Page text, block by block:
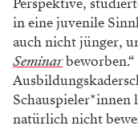
Perspektive,
in eine juvenile
auch nicht jünger,
Seminar
natürlich nicht